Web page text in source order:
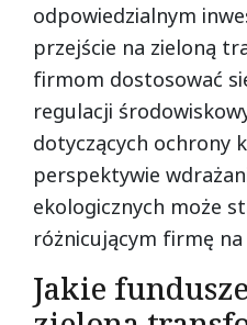
odpowiedzialnym
przejście na zieloną
firmom dostosować
regulacji
dotyczących ochrony
perspektywie
ekologicznych może
różnicującym firmę
Jakie